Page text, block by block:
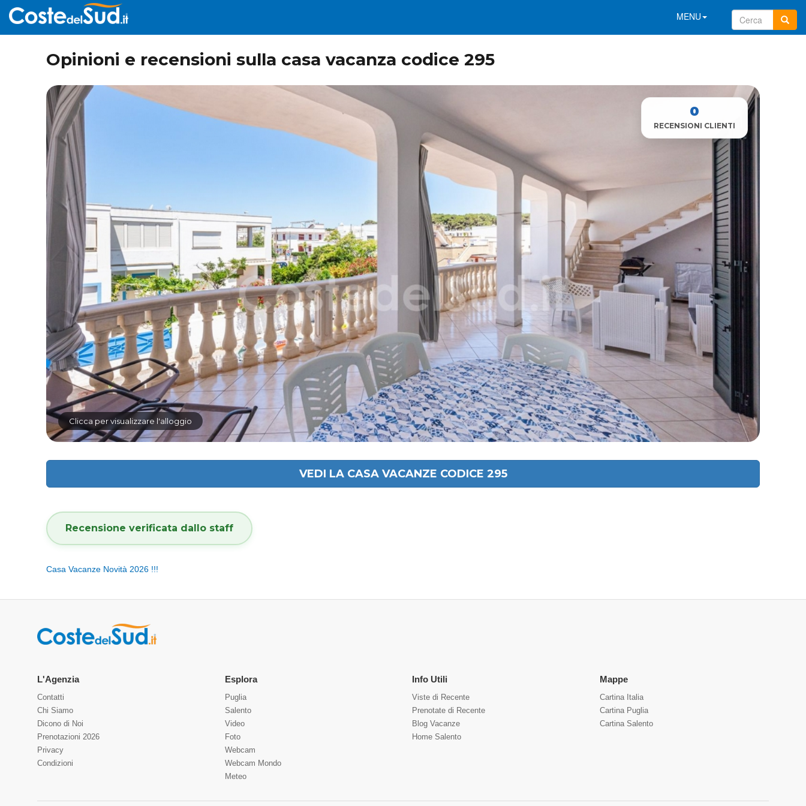
MENU
Opinioni e recensioni sulla casa vacanza codice 295
0
RECENSIONI CLIENTI
Clicca per visualizzare l'alloggio
VEDI LA CASA VACANZE CODICE 295
Recensione verificata dallo staff
Casa Vacanze Novità 2026 !!!
L'Agenzia
Contatti
Chi Siamo
Dicono di Noi
Prenotazioni 2026
Privacy
Condizioni
Esplora
Puglia
Salento
Video
Foto
Webcam
Webcam Mondo
Meteo
Info Utili
Viste di Recente
Prenotate di Recente
Blog Vacanze
Home Salento
Mappe
Cartina Italia
Cartina Puglia
Cartina Salento